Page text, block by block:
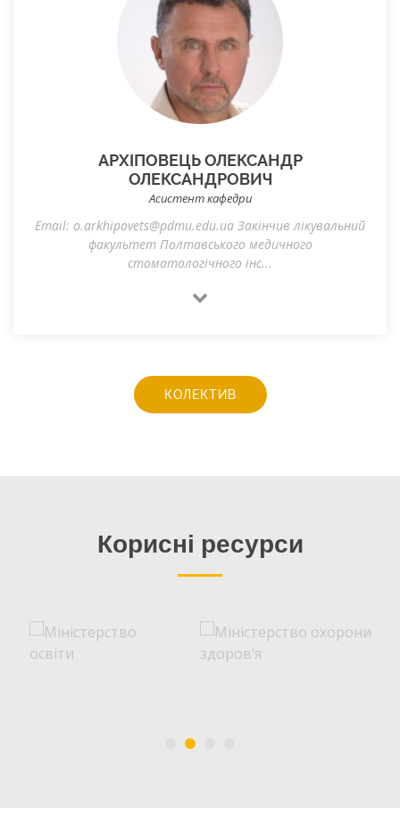
АРХІПОВЕЦЬ ОЛЕКСАНДР
ОЛЕКСАНДРОВИЧ
Асистент кафедри
Email: o.arkhipovets@pdmu.edu.ua Закінчив лікувальний
факультет Полтавського медичного
стоматологічного інс...
КОЛЕКТИВ
Корисні ресурси